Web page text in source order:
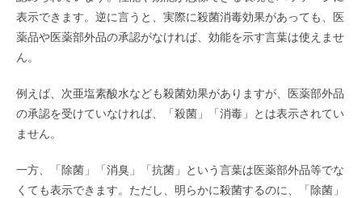
表示できます。逆に言うと、実際に殺菌消毒効果があっても、医
薬品や医薬部外品の承認がなければ、効能を示す言葉は使えませ
ん。
例えば、次亜塩素酸水なども殺菌効果がありますが、医薬部外品
の承認を受けていなければ、「殺菌」「消毒」とは表示されてい
ません。
一方、「除菌」「消臭」「抗菌」という言葉は医薬部外品等でな
くても表示できます。ただし、明らかに殺菌するのに、「除菌」